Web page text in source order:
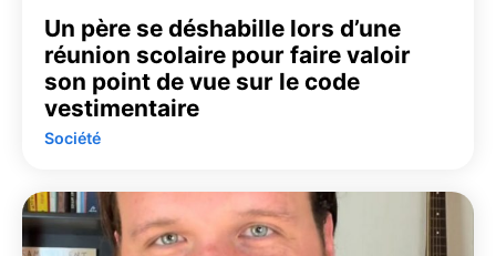
Un père se déshabille lors d’une
réunion scolaire pour faire valoir
son point de vue sur le code
vestimentaire
Société